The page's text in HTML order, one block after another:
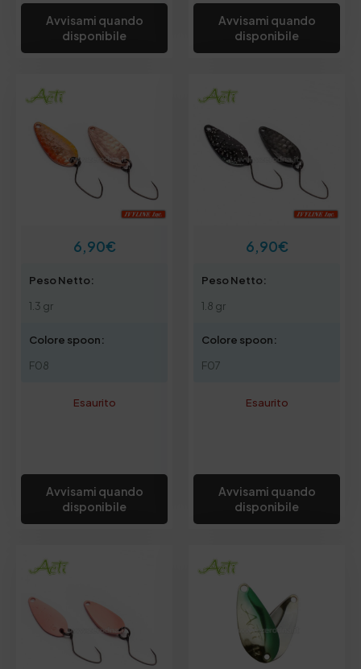
Avvisami quando
disponibile
Avvisami quando
disponibile
6,90€
Peso Netto:
1.3 gr
Colore spoon:
F08
Esaurito
Avvisami quando
disponibile
6,90€
Peso Netto:
1.8 gr
Colore spoon:
F07
Esaurito
Avvisami quando
disponibile